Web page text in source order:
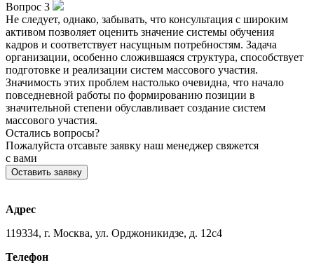
Вопрос 3
Не следует, однако, забывать, что консультация с широким
активом позволяет оценить значение системы обучения
кадров и соответствует насущным потребностям. Задача
организации, особенно сложившаяся структура, способствует
подготовке и реализации систем массового участия.
Значимость этих проблем настолько очевидна, что начало
повседневной работы по формированию позиции в
значительной степени обуславливает создание систем
массового участия.
Остались вопросы?
Пожалуйста отсавьте заявку наш менеджер свяжется
с вами
Оставить заявку
Адрес
119334, г. Москва, ул. Орджоникидзе, д. 12с4
Телефон